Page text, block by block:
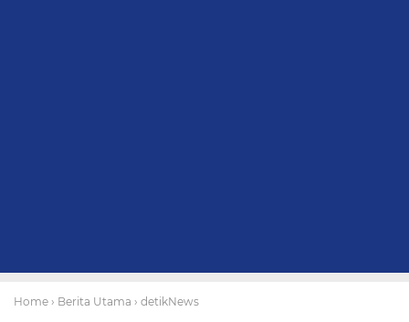
Home › Berita Utama › detikNews